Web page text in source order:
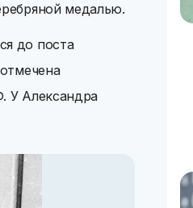
медалью.
до поста
У Александра